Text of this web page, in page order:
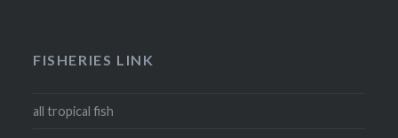
FISHERIES LINK
all tropical fish